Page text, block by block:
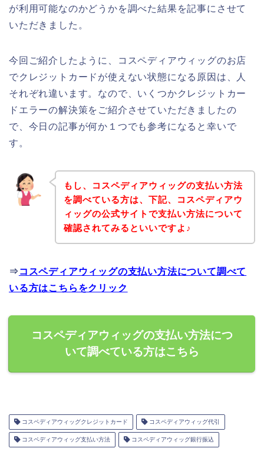
が利用可能なのかどうかを調べた結果を記事にさせて
いただきました。
今回ご紹介したように、コスペディアウィッグのお店
でクレジットカードが使えない状態になる原因は、人
それぞれ違います。なので、いくつかクレジットカー
ドエラーの解決策をご紹介させていただきましたの
で、今日の記事が何か１つでも参考になると幸いで
す。
もし、コスペディアウィッグの支払い方法
を調べている方は、下記、コスペディアウ
ィッグの公式サイトで支払い方法について
確認されてみるといいですよ♪
⇒ コスペディアウィッグの支払い方法について調べて
いる方はこちらをクリック
コスペディアウィッグの支払い方法につ
いて調べている方はこちら
コスペディアウィッグクレジットカード コスペディアウィッグ代引
コスペディアウィッグ支払い方法 コスペディアウィッグ銀行振込